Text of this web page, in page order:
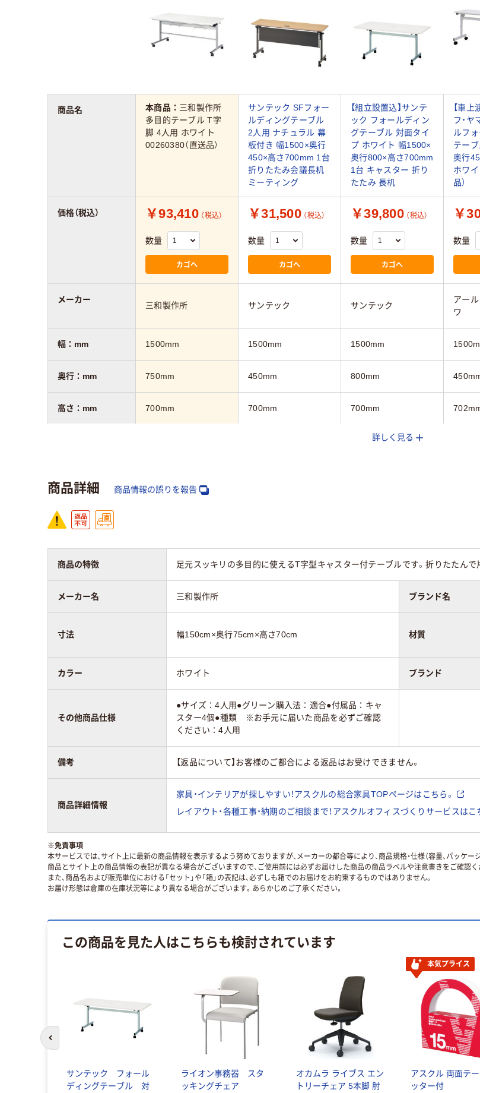
本商品： 三和製作所
多目的テーブル T字
脚 4人用 ホワイト
00260380（直送品）
サンテック SFフォー
ルディングテーブル
2人用 ナチュラル 幕
板付き 幅1500×奥行
450×高さ700mm 1台
折りたたみ会議長机
ミーティング
【組立設置込】サンテ
ック フォールディン
グテーブル 対面タイ
プ ホワイト 幅1500×
奥行800×高さ700mm
1台 キャスター 折り
たたみ 長机
【車上
フ・
ルフ
テー
奥行
ホワイ
品）
￥93,410 （税込）
数量
カゴへ
￥31,500 （税込）
数量
カゴへ
￥39,800 （税込）
数量
カゴへ
￥
数量
三和製作所 サンテック サンテック
アール
ワ
1500mm 1500mm 1500mm
750mm 450mm 800mm
700mm 700mm 700mm
ホワイト系
商品名
価格（税込）
メーカー
幅：mm
奥行：mm
高さ：mm
詳しく見る
商品詳細 商品情報の誤りを報告
商品の特徴 足元スッキリの多目的に使えるT字型キャスター付テーブルです。折りたたんで
メーカー名 三和製作所 ブランド名
寸法 幅150cm×奥行75cm×高さ70cm 材質
カラー ホワイト ブランド
その他商品仕様
●サイズ：4人用●グリーン購入法：適合●付属品：キャ
スター4個●種類 ※お手元に届いた商品を必ずご確認
ください：4人用
備考 【返品について】お客様のご都合による返品はお受けできません。
商品詳細情報
家具・インテリアが探しやすい！アスクルの総合家具TOPページはこちら。
レイアウト・各種工事・納期のご相談まで！アスクルオフィスづくりサービスはこ
※免責事項
本サービスでは、サイト上に最新の商品情報を表示するよう努めておりますが、メーカーの都合等により、商品規格・仕様（容量、パッケ
商品とサイト上の商品情報の表記が異なる場合がございますので、ご使用前には必ずお届けした商品の商品ラベルや注意書きをご確認
また、商品名および販売単位における「セット」や「箱」の表記は、必ずしも箱でのお届けをお約束するものではありません。
お届け形態は倉庫の在庫状況等により異なる場合がございます。あらかじめご了承ください。
この商品を見た人はこちらも検討されています
サンテック フォール
ディングテーブル 対
ライオン事務器 スタ
ッキングチェア
オカムラ ライブス エン
トリーチェア 5本脚 肘
本気プライス
アスクル 両面テ
ッター付